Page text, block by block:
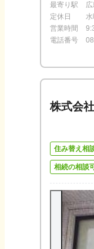
最寄り駅
定休日
水
営業時間
電話番号
株式会
住み替え相
相続の相談